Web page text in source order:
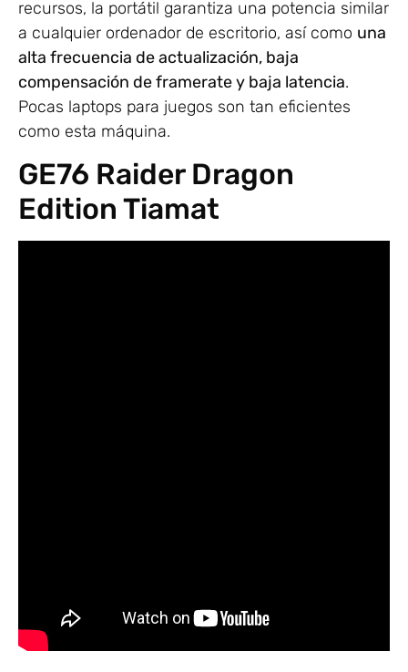
recursos, la portátil garantiza una potencia similar
a cualquier ordenador de escritorio, así como una
alta frecuencia de actualización, baja
compensación de framerate y baja latencia.
Pocas laptops para juegos son tan eficientes
como esta máquina.
GE76 Raider Dragon
Edition Tiamat